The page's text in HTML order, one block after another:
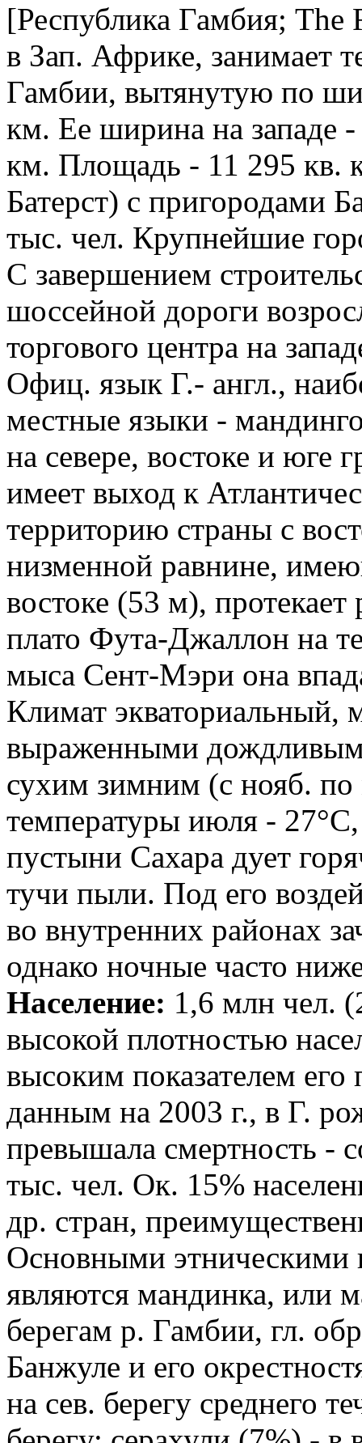
[Республика Гамбия; The
в Зап. Африке, занимает
Гамбии, вытянутую по
км. Ее ширина на западе
км. Площадь - 11 295 кв.
Батерст) с пригородами
тыс. чел. Крупнейшие
С завершением
шоссейной дороги
торгового центра на
Офиц. язык Г.- англ.,
местные языки -
на севере, востоке и юге
имеет выход к
территорию страны с
низменной равнине,
востоке (53 м),
плато Фута-Джаллон на
мыса Сент-Мэри она
Климат экваториальный,
выраженными
сухим зимним (с нояб.
температуры июля -
пустыни Сахара дует
тучи пыли. Под его
во внутренних районах
однако ночные часто
Население: 1,6 млн чел.
высокой плотностью
высоким показателем
данным на 2003 г., в Г.
превышала смертность -
тыс. чел. Ок. 15%
др. стран,
Основными этническими
являются мандинка, или
берегам р. Гамбии, гл.
Банжуле и его
на сев. берегу среднего